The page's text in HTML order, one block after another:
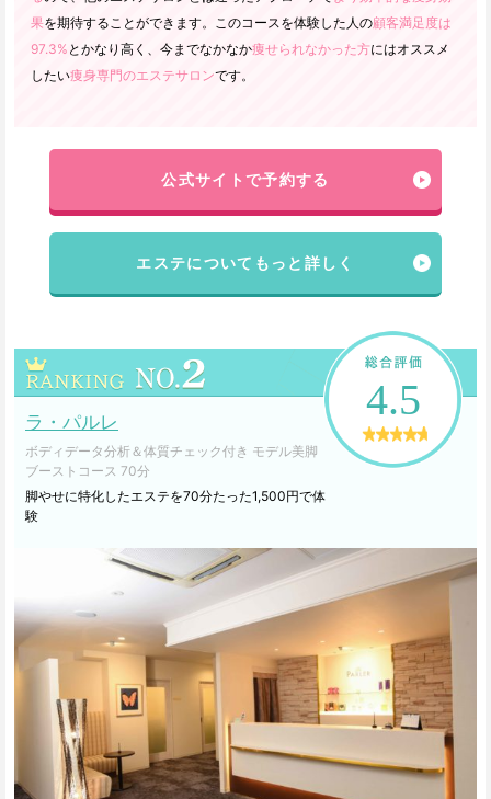
果を期待することができます。このコースを体験した人の顧客満足度は
97.3% とかなり高く、今までなかなか痩せられなかった方にはオススメ
したい痩身専門のエステサロンです。
公式サイトで予約する
エステについてもっと詳しく
4.5
ラ・パルレ
ボディデータ分析＆体質チェック付き モデル美脚
ブーストコース 70分
脚やせに特化したエステを70分たった1,500円で体
験